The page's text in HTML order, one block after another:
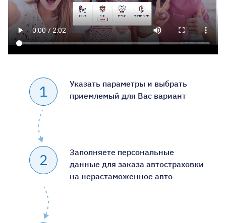
1
Указать параметры и выбрать
приемлемый для Вас вариант
2
Заполняете персональные
данные для заказа автостраховки
на нерастаможенное авто